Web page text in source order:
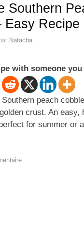
Southern
Easy Recipe
Natacha
with someone you
peach
crust. An easy,
for summer or